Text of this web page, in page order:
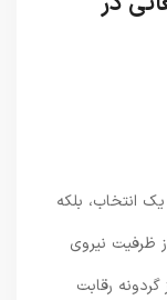
یک انتخاب، بلکه
ظرفیت نیروی
رقابت